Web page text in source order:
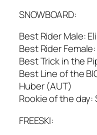
SNOWBOARD:
Best Rider Male:
Best Rider
Best Trick in the
Best Line of the
Huber (AUT)
Rookie of the day:
FREESKI: